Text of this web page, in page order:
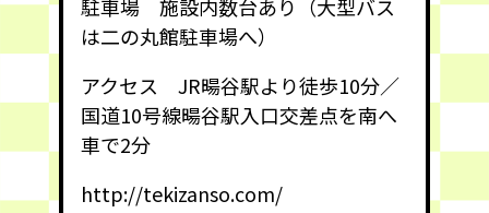
駐車場 施設内数台あり（大型バス
は二の丸館駐車場へ）
アクセス JR暘谷駅より徒歩10分／
国道10号線暘谷駅入口交差点を南へ
車で2分
http://tekizanso.com/